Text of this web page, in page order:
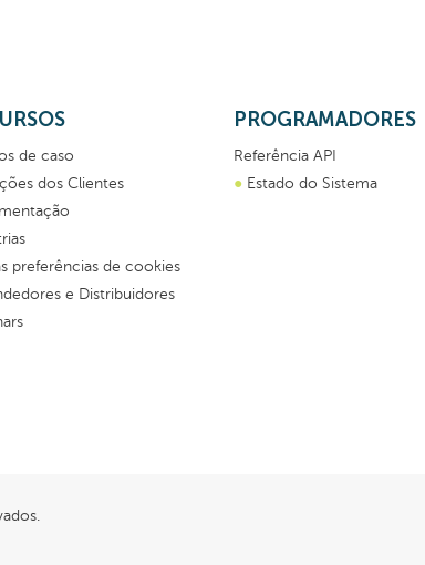
de caso
dos Clientes
preferências de cookies
e Distribuidores
PROGRAMADORES
Referência API
● Estado do Sistema